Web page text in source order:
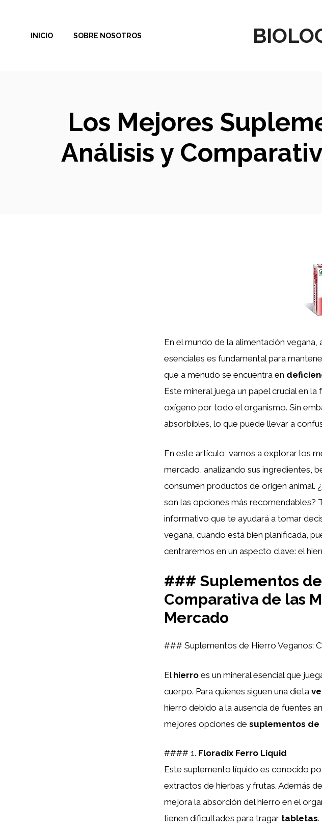
contenidoINICIO SOBRE NOSOTROS
Los Mejores
Análisis y
En el mundo de la alimentación
esenciales es fundamental para
que a menudo se encuentra en
Este mineral juega un papel crucial en
oxígeno por todo el organismo. Sin
absorbibles, lo que puede llevar a
En este artículo, vamos a explorar los
mercado, analizando sus ingredientes,
consumen productos de origen animal.
son las opciones más recomendables?
informativo que te ayudará a tomar
vegana, cuando está bien planificada,
centraremos en un aspecto clave: el
### Suplementos
Comparativa de las
Mercado
### Suplementos de Hierro Veganos:
El hierro es un mineral esencial que
cuerpo. Para quienes siguen una dieta
hierro debido a la ausencia de fuentes
mejores opciones de suplementos de
#### 1. Floradix Ferro Liquid
Este suplemento líquido es conocido
extractos de hierbas y frutas. Además
mejora la absorción del hierro en el
tienen dificultades para tragar tabletas.